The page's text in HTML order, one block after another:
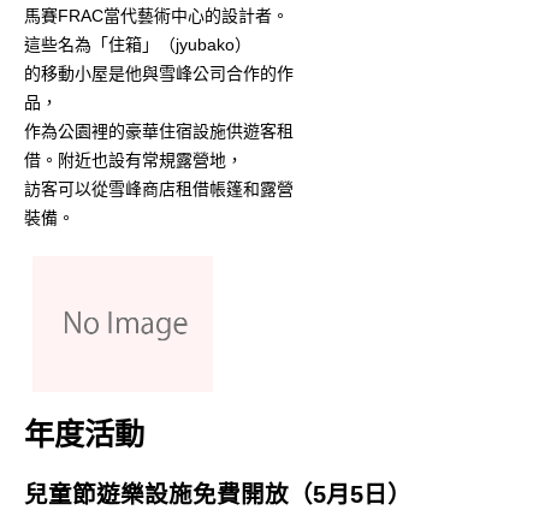
馬賽FRAC當代藝術中心的設計者。
這些名為「住箱」（jyubako）
的移動小屋是他與雪峰公司合作的作
品，
作為公園裡的豪華住宿設施供遊客租
借。附近也設有常規露營地，
訪客可以從雪峰商店租借帳篷和露營
裝備。
年度活動
兒童節遊樂設施免費開放（5月5日）